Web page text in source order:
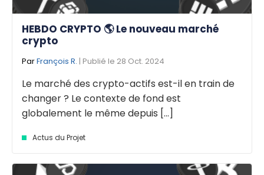
HEBDO CRYPTO 🌎 Le nouveau marché
crypto
ParFrançois R. | Publié le 28 Oct. 2024
Le marché des crypto-actifs est-il en train de
changer ? Le contexte de fond est
globalement le même depuis [...]
Actus du Projet